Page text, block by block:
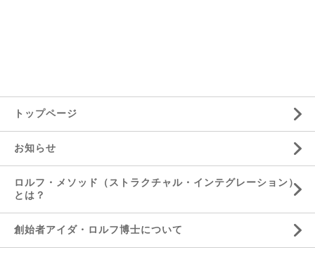
トップページ
お知らせ
ロルフ・メソッド（ストラクチャル・インテグレーション）
とは？
創始者アイダ・ロルフ博士について